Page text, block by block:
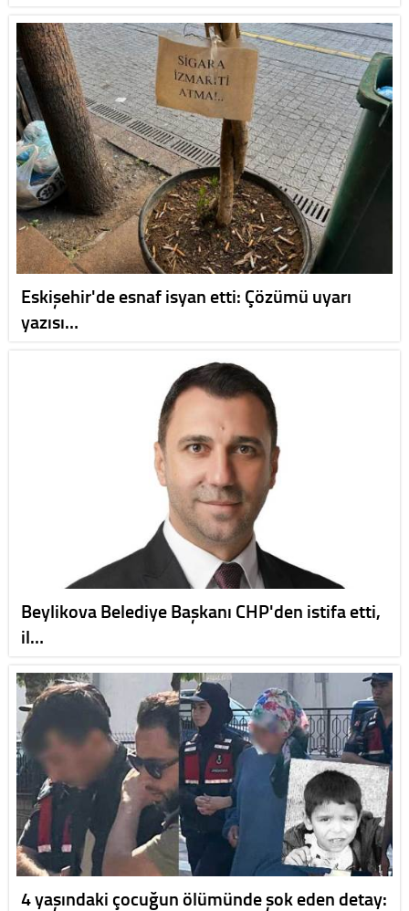
Eskişehir'de esnaf isyan etti: Çözümü uyarı
yazısı…
Beylikova Belediye Başkanı CHP'den istifa etti,
il…
4 yaşındaki çocuğun ölümünde şok eden detay: